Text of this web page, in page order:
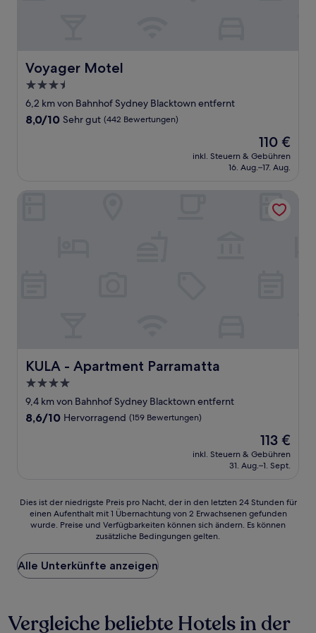
Voyager Motel
Voyager Motel
3.5-
Sterne-
Unterkunft
6,2 km von Bahnhof Sydney Blacktown entfernt
8.0
Bewertungen)
8,0/10 Sehr gut (442 Bewertungen)
Der
Preis
beträgt
110 €
inkl. Steuern & Gebühren
16. Aug.–17. Aug.
KULA - Apartment Parramatta
KULA - Apartment Parramatta
4.0-
Sterne-
Unterkunft
9,4 km von Bahnhof Sydney Blacktown entfernt
8.6
8,6/10 Hervorragend (159 Bewertungen)
Der
Preis
beträgt
113 €
inkl. Steuern & Gebühren
31. Aug.–1. Sept.
Dies
der
Preis
pro
Nacht,
den
letzten
Dies ist der niedrigste Preis pro Nacht, der in den letzten 24 Stunden für
einen Aufenthalt mit 1 Übernachtung von 2 Erwachsenen gefunden
wurde. Preise und Verfügbarkeiten können sich ändern. Es können
zusätzliche Bedingungen gelten.
Alle Unterkünfte anzeigen
Vergleiche beliebte Hotels in der